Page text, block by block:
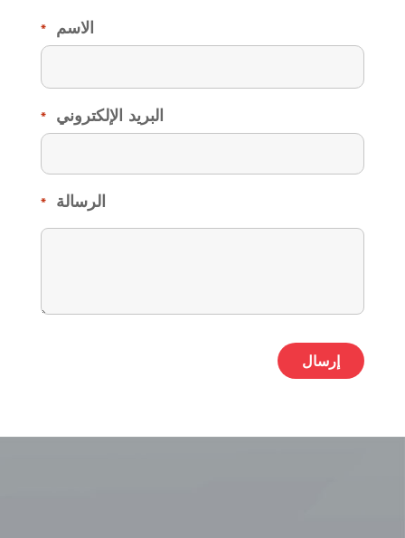
الاسم *
البريد الإلكتروني *
الرسالة *